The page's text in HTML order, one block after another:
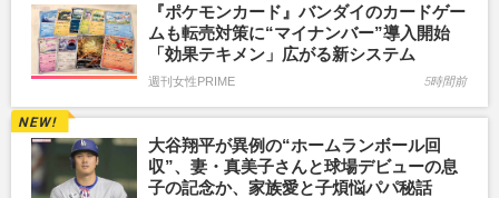
『ポケモンカード』バンダイのカードゲー
ムも転売対策に“マイナンバー”導入開始
「効果テキメン」広がる新システム
週刊女性PRIME 5時間前
大谷翔平が異例の“ホームランボール回
収”、妻・真美子さんと球場デビューの息
子の記念か、家族愛と子煩悩パパ秘話